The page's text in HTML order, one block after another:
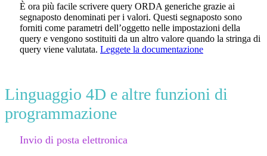
È ora più facile scrivere query ORDA generiche grazie ai
segnaposto denominati per i valori. Questi segnaposto sono
forniti come parametri dell’oggetto nelle impostazioni della
query e vengono sostituiti da un altro valore quando la stringa di
query viene valutata. Leggete la documentazione
Linguaggio 4D e altre funzioni di
programmazione
Invio di posta elettronica